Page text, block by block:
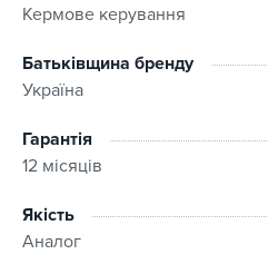
Кермове керування
Батьківщина бренду
Україна
Гарантія
12 місяців
Якість
Аналог